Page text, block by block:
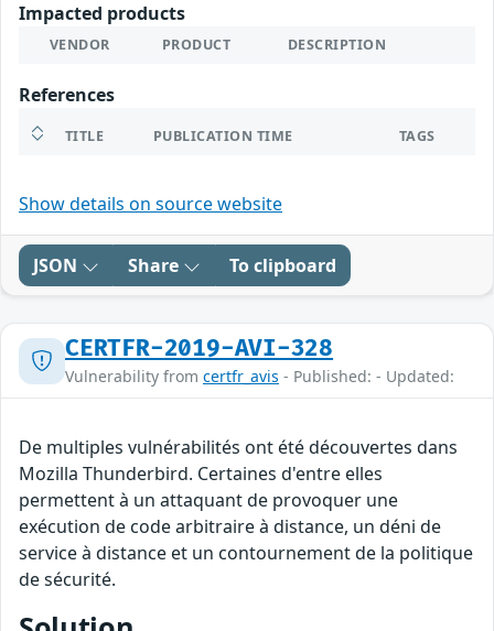
Impacted products
VENDOR PRODUCT DESCRIPTION
References
TITLE PUBLICATION TIME TAGS
Show details on source website
JSON Share To clipboard
CERTFR-2019-AVI-328
Vulnerability from certfr_avis - Published: - Updated:
De multiples vulnérabilités ont été découvertes dans
Mozilla Thunderbird. Certaines d'entre elles
permettent à un attaquant de provoquer une
exécution de code arbitraire à distance, un déni de
service à distance et un contournement de la politique
de sécurité.